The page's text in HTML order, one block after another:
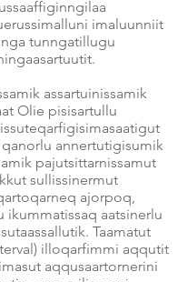
imaluunniit
tunngatillugu
assartuinissamik
Olie pisisartullu
annertutigisumik
pajutsittarnissamut
sullissinermut
ajorpoq,
ikummatissaq aatsinerlu
Taamatut
illoqarfimmi aqqutit
aqqusaartornerini